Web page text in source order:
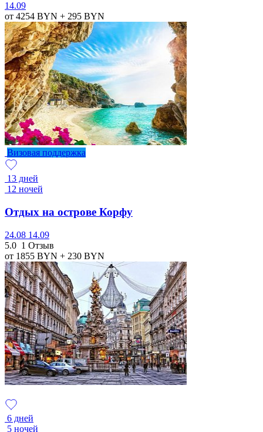
14.09
от 4254 BYN + 295 BYN
Визовая поддержка
13 дней
12 ночей
Отдых на острове Корфу
24.08 14.09
5.0 1 Отзыв
от 1855 BYN + 230 BYN
6 дней
5 ночей